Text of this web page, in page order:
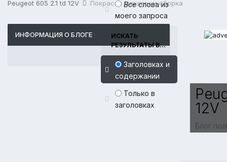
Всеслова из
моего запроса
ИСКАТЬ
РЕЗУЛЬТАТЫ В...
Заголовках и
содержании
Только в
заголовках
Peugeot 605 2.1 td 12V
Покраска машины и сборка
ИНФОРМАЦИЯ О БЛОГЕ
12V
Блог